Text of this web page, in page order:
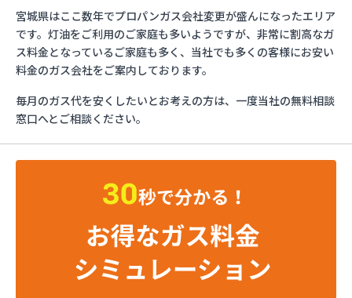
エネックスジャパン株式会社 岩沼営業所
エネックスジャパン株式会社 仙台営業所
カガク興商株式会社
カガク興商株式会社 充填所
カメイ株式会社
カメイ株式会社 LPガス塩釜ターミナル
カメイ株式会社 宮城支店 石巻営業所
ケイワ産業ガス販売株式会社
ツネマツガス株式会社
宮城県はここ数年でプロパンガス会社変更が盛んになったエリア
です。灯油をご利用のご家庭も多いようですが、非常に割高なガ
ス料金となっているご家庭も多く、当社でも多くの客様にお安い
料金のガス会社をご案内しております。
毎月のガス代を安くしたいとお考えの方は、一度当社の無料相談
窓口へとご相談ください。